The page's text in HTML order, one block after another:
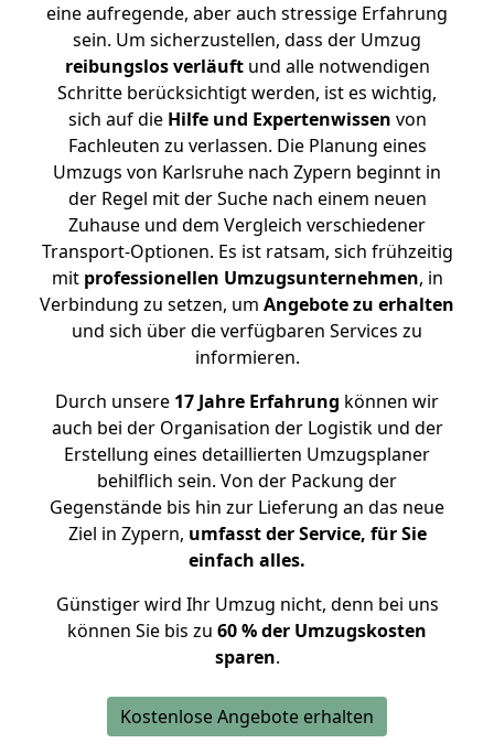
eine aufregende, aber auch stressige Erfahrung
sein. Um sicherzustellen, dass der Umzug
reibungslos verläuftund alle notwendigen
Schritte berücksichtigt werden, ist es wichtig,
sich auf die Hilfe und Expertenwissen von
Fachleuten zu verlassen. Die Planung eines
Umzugs von Karlsruhe nach Zypern beginnt in
der Regel mit der Suche nach einem neuen
Zuhause und dem Vergleich verschiedener
Transport-Optionen. Es ist ratsam, sich frühzeitig
mit professionellen Umzugsunternehmen, in
Verbindung zu setzen, um Angebote zu erhalten
und sich über die verfügbaren Services zu
informieren.
Durch unsere 17 Jahre Erfahrung können wir
auch bei der Organisation der Logistik und der
Erstellung eines detaillierten Umzugsplaner
behilflich sein. Von der Packung der
Gegenstände bis hin zur Lieferung an das neue
Ziel in Zypern, umfasst der Service, für Sie
einfach alles.
Günstiger wird Ihr Umzug nicht, denn bei uns
können Sie bis zu 60 % der Umzugskosten
sparen.
Kostenlose Angebote erhalten